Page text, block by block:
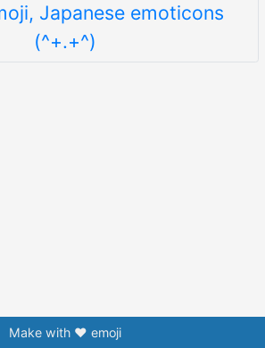
Japanese emoticons
(^+.+^)
Make with ❤️ emoji